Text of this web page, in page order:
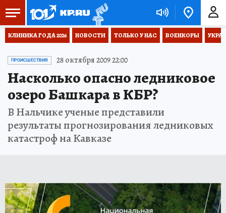
КЛИНИКА ГОДА 2026 НОВОСТИ ТОЛЬКО У НАС ВОЕНКОРЫ
ПРОИСШЕСТВИЯ 28 октября 2009 22:00
Насколько опасно ледниковое
озеро Башкара в КБР?
В Нальчике ученые представили
результаты прогнозирования ледниковых
катастроф на Кавказе